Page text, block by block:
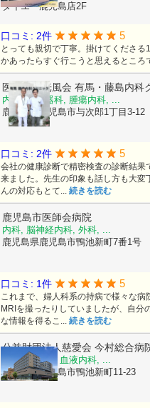
ダイエー鹿児島店2F
口コミ: 2件 5
とっても親切で丁寧。掛けてくださる
かあったらすぐ行こうと思えるところ
医療法人光風会 有馬・藤島内科
内科, 消化器科, 腫瘍内科, ...
鹿児島県鹿児島市与次郎1丁目3-12
口コミ: 2件 5
会社の健康診断で精密検査の診断結果
来ました。先生の印象も話し方も大変
んの対応もとて... 続きを読む
鹿児島市医師会病院
内科, 脳神経内科, 外科, ...
鹿児島県鹿児島市鴨池新町7番1号
口コミ: 1件 5
これまで、婦人科系の持病で様々な病
MRIを撮ったりしていましたが、自分
な情報を得るこ... 続きを読む
公益財団法人慈愛会 今村総合病
内科, 救急科, 血液内科, ...
鹿児島県鹿児島市鴨池新町11-23